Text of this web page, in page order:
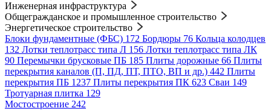
Инженерная инфраструктура
Общегражданское и промышленное строительство
Энергетическое строительство
Блоки фундаментные (ФБС) 172 Бордюры 76 Кольца колодцев
132 Лотки теплотрасс типа Л 156 Лотки теплотрасс типа ЛК
90 Перемычки брусковые ПБ 185 Плиты дорожные 66 Плиты
перекрытия каналов (П, ПД, ПТ, ПТО, ВП и др.) 442 Плиты
перекрытия ПБ 1237 Плиты перекрытия ПК 623 Сваи 149
Тротуарная плитка 129
Мостостроение 242